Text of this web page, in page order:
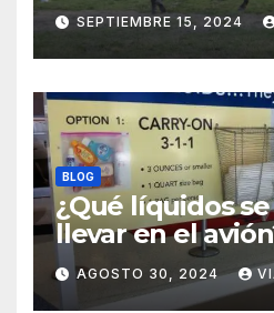
SEPTIEMBRE 15, 2024
BLOG
¿Qué líquidos
llevar en el
práctico y rápido
AGOSTO 30, 2024